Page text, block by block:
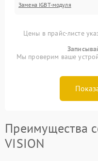
Замена IGBT-модуля
Цены в прайс-листе
Мы проверим ваше
Преимущества
VISION